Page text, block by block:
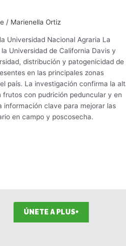
/ Marienella Ortiz
Universidad Nacional Agraria La
Universidad de California Davis y
distribución y patogenicidad de
en las principales zonas
país. La investigación confirma la
frutos con pudrición peduncular y en
información clave para mejorar las
en campo y poscosecha.
ÚNETE A PLUS+